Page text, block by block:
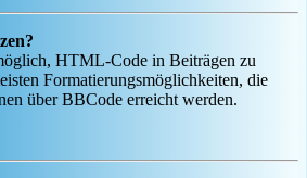
HTML-Code in Beiträgen zu
Formatierungsmöglichkeiten, die
über BBCode erreicht werden.